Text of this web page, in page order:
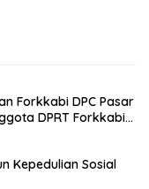
Forkkabi DPC Pasar
DPRT Forkkabi
Kepedulian Sosial